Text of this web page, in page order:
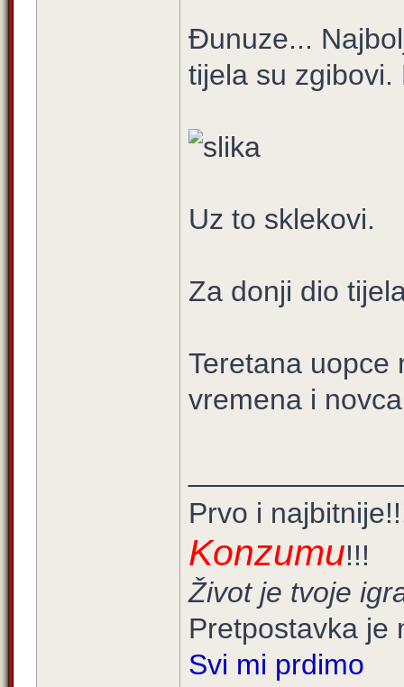
Đunuze...
tijela su zgibovi.
Uz to sklekovi.
Za donji dio
Teretana uopce
vremena i
Prvo i
Konzumu!!!
Život je tvoje
Pretpostavka je
Svi mi prdimo